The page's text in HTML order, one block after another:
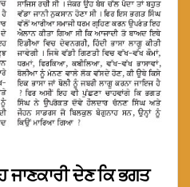
ਦੇਣ ਕਿ ਭਗਤ